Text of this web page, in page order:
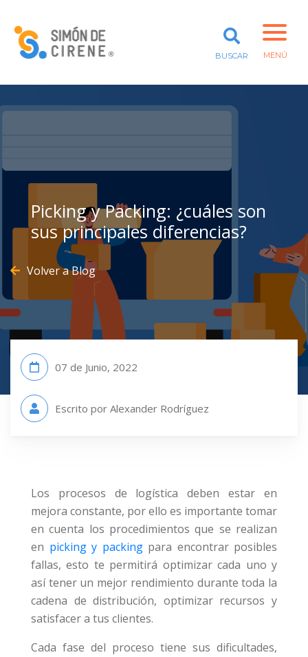
BUSCAR MENÚ
PARA ORGANIZACIONES SOCIALES
CURSOS
VALOR COMPARTIDO
Picking y Packing: ¿cuáles son
sus principales diferencias?
Volver a Blog
07 de Junio, 2022
Escrito por Alexander Rodríguez
Los procesos de logística deben estar en
mejora constante, por ello es importante tomar
en cuenta los procedimientos que se realizan
en picking y packingpara encontrar posibles
fallas, esto te permitirá optimizar cada uno y
así tener un mejor rendimiento durante toda la
cadena de distribución, optimizar recursos y
satisfacer a tus clientes.
Cada fase del proceso tiene sus dificultades,